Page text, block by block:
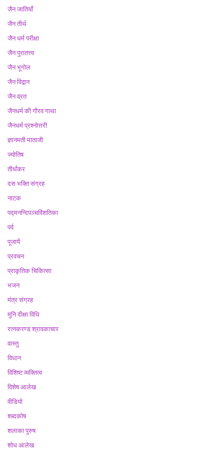
जैन जातियाँ
जैन तीर्थ
जैन धर्म परीक्षा
जैन पुरातत्त्व
जैन भूगोल
जैन विद्वान
जैन व्रत
जैनधर्म की गौरव गाथा
जैनधर्म प्रश्नोत्तरी
ज्ञानमती माताजी
ज्योतिष
तीर्थंकर
दस भक्ति संग्रह
नाटक
पद्मनन्दिपञ्चविंशतिका
पर्व
पूजायें
प्रवचन
प्राकृतिक चिकित्सा
भजन
मंत्र संग्रह
मुनि दीक्षा विधि
रत्नकरण्ड श्रावकाचार
वास्तु
विधान
विशिष्ट व्यक्तित्व
विशेष आलेख
वीडियो
शब्दकोष
शलाका पुरुष
शोध आलेख